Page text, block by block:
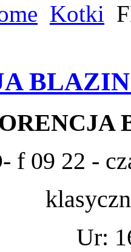
Kotki
f 09 22 -
Ur: